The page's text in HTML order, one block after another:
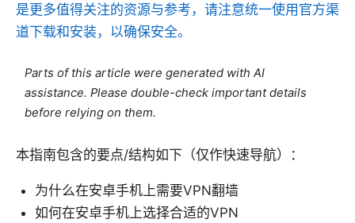
是更多值得关注的资源与参考，请注意统一使用官方渠
道下载和安装，以确保安全。
Parts of this article were generated with AI
assistance. Please double-check important details
before relying on them.
本指南包含的要点/结构如下（仅作快速导航）：
为什么在安卓手机上需要VPN翻墙
如何在安卓手机上选择合适的VPN